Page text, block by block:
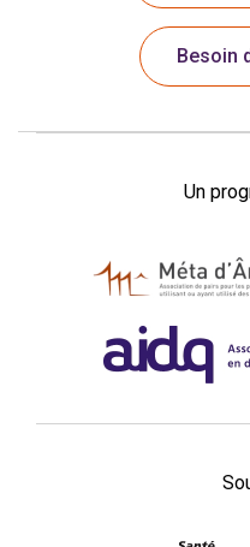
Besoin
Un